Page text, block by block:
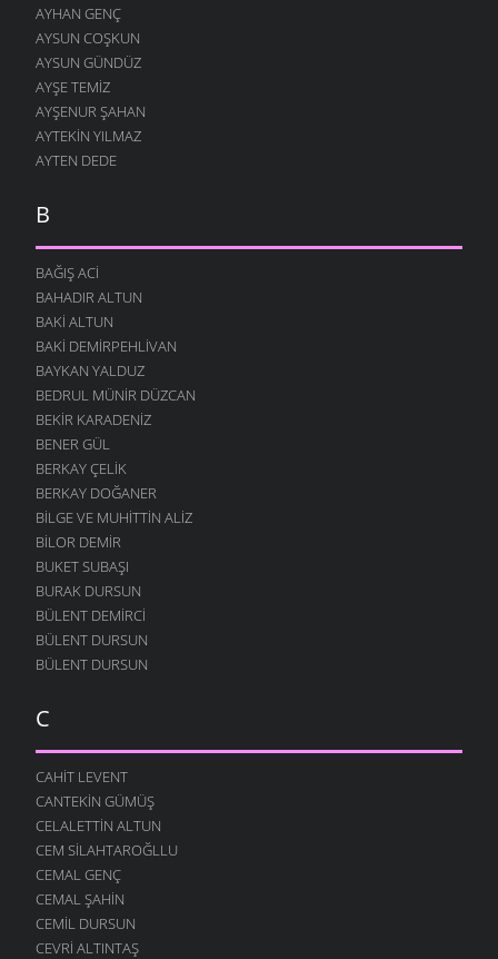
AYHAN GENÇ
AYSUN COŞKUN
AYSUN GÜNDÜZ
AYŞE TEMIZ
AYŞENUR ŞAHAN
AYTEKIN YILMAZ
AYTEN DEDE
B
BAĞIŞ ACI
BAHADIR ALTUN
BAKI ALTUN
BAKI DEMIRPEHLIVAN
BAYKAN YALDUZ
BEDRUL MÜNIR DÜZCAN
BEKIR KARADENIZ
BENER GÜL
BERKAY ÇELIK
BERKAY DOĞANER
BILGE VE MUHITTIN ALIZ
BILOR DEMIR
BUKET SUBAŞI
BURAK DURSUN
BÜLENT DEMIRCI
BÜLENT DURSUN
BÜLENT DURSUN
C
CAHIT LEVENT
CANTEKIN GÜMÜŞ
CELALETTIN ALTUN
CEM SILAHTAROĞLLU
CEMAL GENÇ
CEMAL ŞAHIN
CEMIL DURSUN
CEVRI ALTINTAŞ